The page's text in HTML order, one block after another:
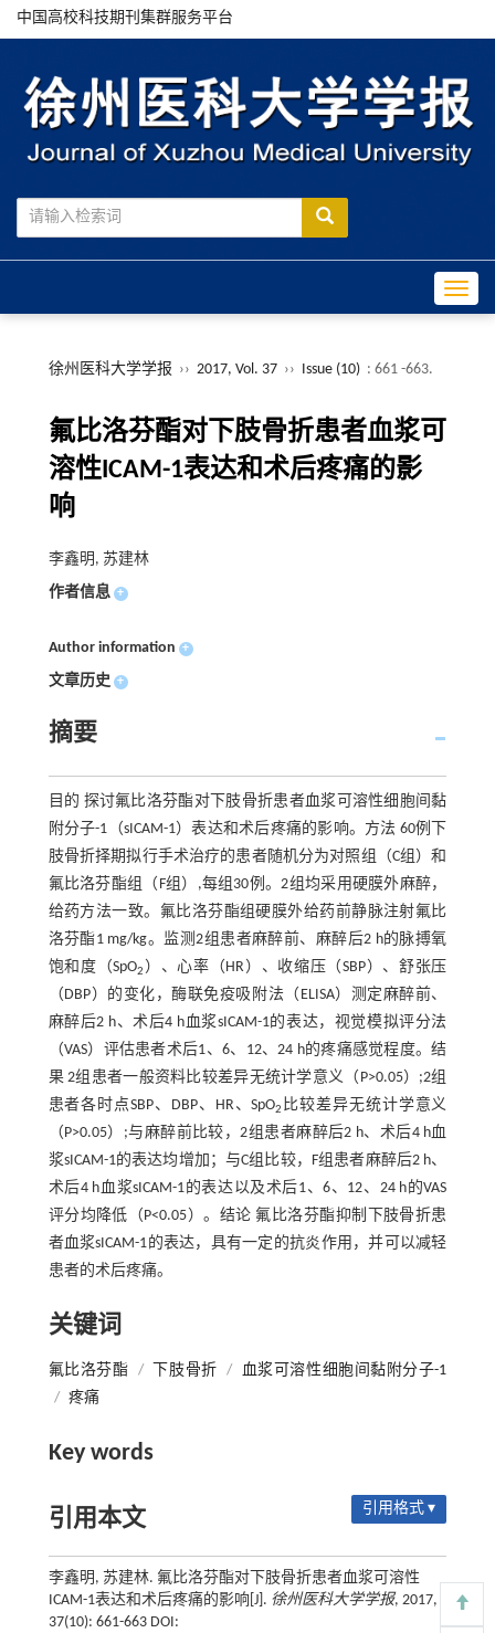
中国高校科技期刊集群服务平台
徐州医科大学学报 ›› 2017, Vol. 37 ›› Issue (10) : 661 -663.
氟比洛芬酯对下肢骨折患者血浆可
溶性ICAM-1表达和术后疼痛的影
响
李鑫明, 苏建林
作者信息 +
Author information +
文章历史 +
摘要
目的 探讨氟比洛芬酯对下肢骨折患者血浆可溶性细胞间黏
附分子-1（sICAM-1）表达和术后疼痛的影响。方法 60例下
肢骨折择期拟行手术治疗的患者随机分为对照组（C组）和
氟比洛芬酯组（F组）,每组30例。2组均采用硬膜外麻醉，
给药方法一致。氟比洛芬酯组硬膜外给药前静脉注射氟比
洛芬酯1 mg/kg。监测2组患者麻醉前、麻醉后2 h的脉搏氧
饱和度（SpO2 ）、心率（HR）、收缩压（SBP）、舒张压
（DBP）的变化，酶联免疫吸附法（ELISA）测定麻醉前、
麻醉后2 h、术后4 h血浆sICAM-1的表达，视觉模拟评分法
（VAS）评估患者术后1、6、12、24 h的疼痛感觉程度。结
果 2组患者一般资料比较差异无统计学意义（P>0.05）;2组
患者各时点SBP、DBP、HR、SpO2 比较差异无统计学意义
（P>0.05）;与麻醉前比较，2组患者麻醉后2 h、术后4 h血
浆sICAM-1的表达均增加；与C组比较，F组患者麻醉后2 h、
术后4 h血浆sICAM-1的表达以及术后1、6、12、24 h的VAS
评分均降低（P<0.05）。结论 氟比洛芬酯抑制下肢骨折患
者血浆sICAM-1的表达，具有一定的抗炎作用，并可以减轻
患者的术后疼痛。
关键词
氟比洛芬酯 / 下肢骨折 / 血浆可溶性细胞间黏附分子-1
/ 疼痛
Key words
引用本文 引用格式 ▾
李鑫明, 苏建林. 氟比洛芬酯对下肢骨折患者血浆可溶性
ICAM-1表达和术后疼痛的影响[J]. 徐州医科大学学报, 2017,
37(10): 661-663 DOI: